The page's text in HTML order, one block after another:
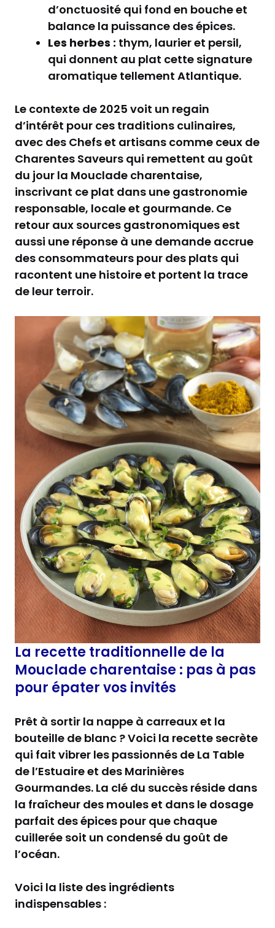
d’onctuosité qui fond en bouche et
balance la puissance des épices.
Les herbes : thym, laurier et persil,
qui donnent au plat cette signature
aromatique tellement Atlantique.
Le contexte de 2025 voit un regain
d’intérêt pour ces traditions culinaires,
avec des Chefs et artisans comme ceux de
Charentes Saveurs qui remettent au goût
du jour la Mouclade charentaise,
inscrivant ce plat dans une gastronomie
responsable, locale et gourmande. Ce
retour aux sources gastronomiques est
aussi une réponse à une demande accrue
des consommateurs pour des plats qui
racontent une histoire et portent la trace
de leur terroir.
La recette traditionnelle de la
Mouclade charentaise : pas à pas
pour épater vos invités
Prêt à sortir la nappe à carreaux et la
bouteille de blanc ? Voici la recette secrète
qui fait vibrer les passionnés de La Table
de l’Estuaire et des Marinières
Gourmandes. La clé du succès réside dans
la fraîcheur des moules et dans le dosage
parfait des épices pour que chaque
cuillerée soit un condensé du goût de
l’océan.
Voici la liste des ingrédients
indispensables :